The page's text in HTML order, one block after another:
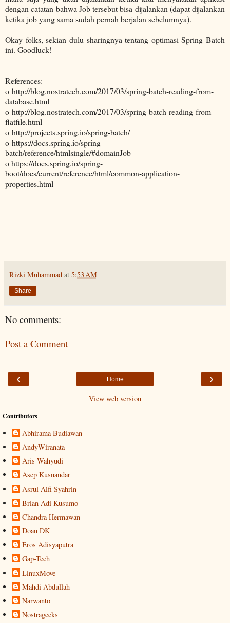
dengan catatan bahwa Job tersebut bisa dijalankan (dapat dijalankan
ketika job yang sama sudah pernah berjalan sebelumnya).
Okay folks, sekian dulu sharingnya tentang optimasi Spring Batch
ini. Goodluck!
References:
o http://blog.nostratech.com/2017/03/spring-batch-reading-from-
database.html
o http://blog.nostratech.com/2017/03/spring-batch-reading-from-
flatfile.html
o http://projects.spring.io/spring-batch/
o https://docs.spring.io/spring-
batch/reference/htmlsingle/#domainJob
o https://docs.spring.io/spring-
boot/docs/current/reference/html/common-application-
properties.html
Rizki Muhammad at 5:53 AM
Share
No comments:
Post a Comment
‹ ›
Home
View web version
Contributors
Abhirama Budiawan
AndyWiranata
Aris Wahyudi
Asep Kusnandar
Asrul Alfi Syahrin
Brian Adi Kusumo
Chandra Hermawan
Doan DK
Eros Adisyaputra
Gap-Tech
LinuxMove
Mahdi Abdullah
Narwanto
Nostrageeks